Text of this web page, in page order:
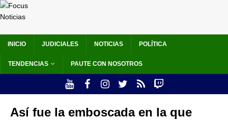
INICIO JUDICIALES NOTICIAS POLÍTICA
TENDENCIAS PAUTE CON NOSOTROS
Así fue la emboscada en la que